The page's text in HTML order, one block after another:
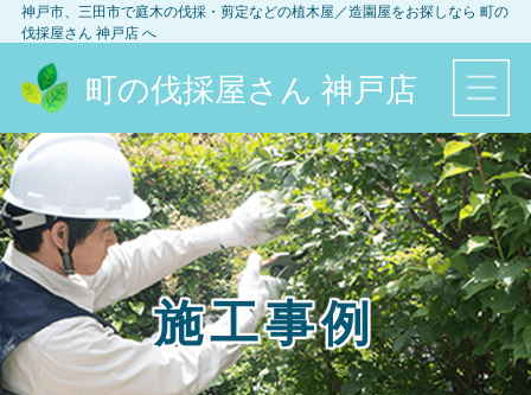
神戸市、三田市で庭木の伐採・剪定などの植木屋／造園屋をお探しなら 町の
伐採屋さん 神戸店へ
町の伐採屋さん 神戸店
施工事例